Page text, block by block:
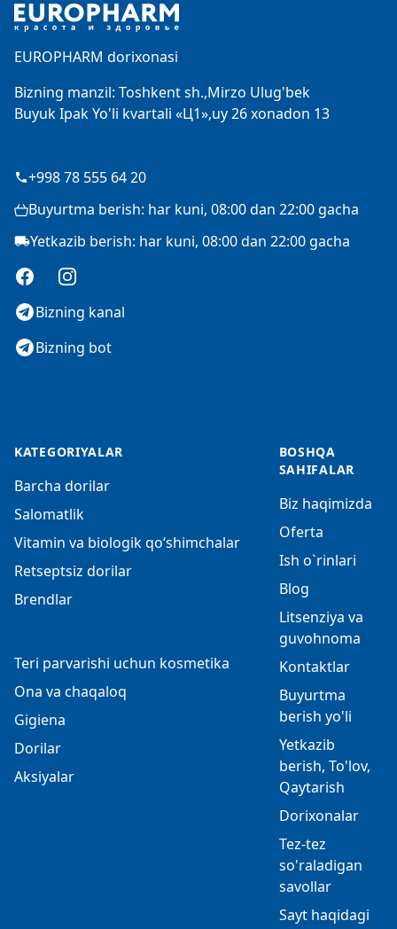
EUROPHARM dorixonasi
Bizning manzil: Toshkent sh.,Mirzo Ulug'bek
Buyuk Ipak Yo'li kvartali «Ц1»,uy 26 xonadon 13
+998 78 555 64 20
Buyurtma berish: har kuni, 08:00 dan 22:00 gacha
Yetkazib berish: har kuni, 08:00 dan 22:00 gacha
FacebookInstagram
Bizning kanal
Bizning bot
KATEGORIYALAR
Barcha dorilar
Salomatlik
Vitamin va biologik qo‘shimchalar
Retseptsiz dorilar
Brendlar
Teri parvarishi uchun kosmetika
Ona va chaqaloq
Gigiena
Dorilar
Aksiyalar
BOSHQA
SAHIFALAR
Biz haqimizda
Oferta
Ish o`rinlari
Blog
Litsenziya va
guvohnoma
Kontaktlar
Buyurtma
berish yo'li
Yetkazib
berish, To'lov,
Qaytarish
Dorixonalar
Tez-tez
so'raladigan
savollar
Sayt haqidagi